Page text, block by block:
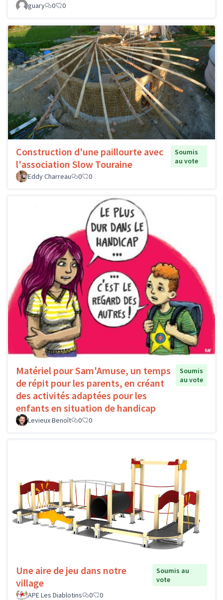
guary
0 0
Construction d'une paillourte avec
l'association Slow Touraine
Soumis
au vote
Eddy Charreau
0 0
Matériel pour Sam'Amuse, un temps
de répit pour les parents, en créant
des activités adaptées pour les
enfants en situation de handicap
Soumis
au vote
Levieux Benoît 0 0
Une aire de jeu dans notre
village
Soumis au
vote
APE Les Diablotins
0 0